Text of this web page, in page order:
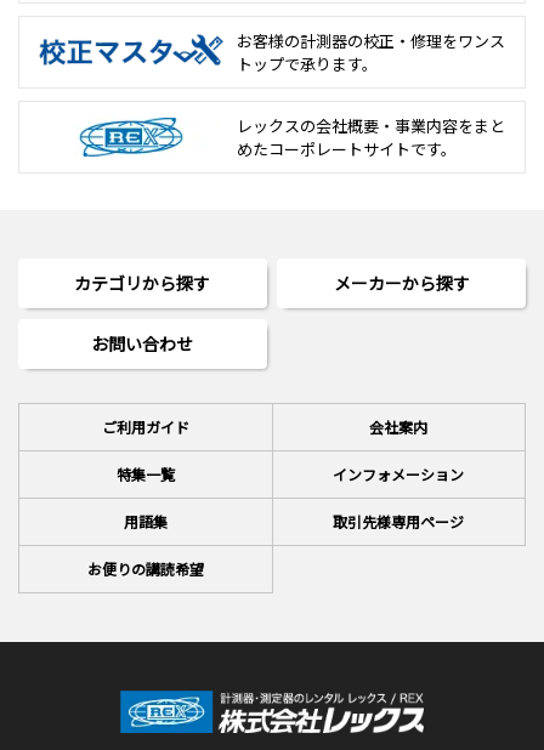
お客様の計測器の校正・修理をワンス
トップで承ります。
レックスの会社概要・事業内容をまと
めたコーポレートサイトです。
カテゴリから探す メーカーから探す
お問い合わせ
ご利用ガイド 会社案内
特集一覧 インフォメーション
用語集 取引先様専用ページ
お便りの講読希望